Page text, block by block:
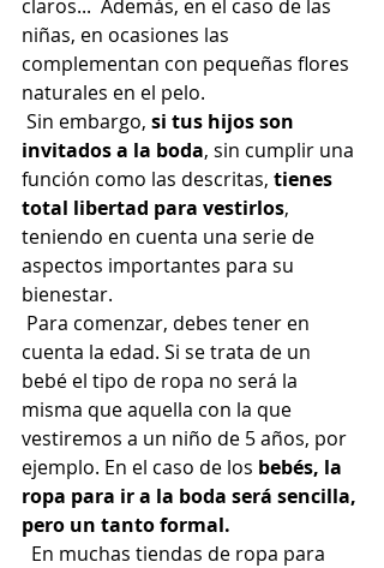
claros...  Además, en el caso de las
niñas, en ocasiones las
complementan con pequeñas flores
naturales en el pelo.
Sin embargo, si tus hijos son
invitados a la boda, sin cumplir una
función como las descritas, tienes
total libertad para vestirlos,
teniendo en cuenta una serie de
aspectos importantes para su
bienestar.
cuenta la edad. Si se trata de un
bebé el tipo de ropa no será la
misma que aquella con la que
vestiremos a un niño de 5 años, por
ejemplo. En el caso de los bebés, la
ropa para ir a la boda será sencilla,